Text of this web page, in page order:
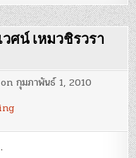
ศน์ เหมวชิรวรา
onกุมภาพันธ์ 1, 2010